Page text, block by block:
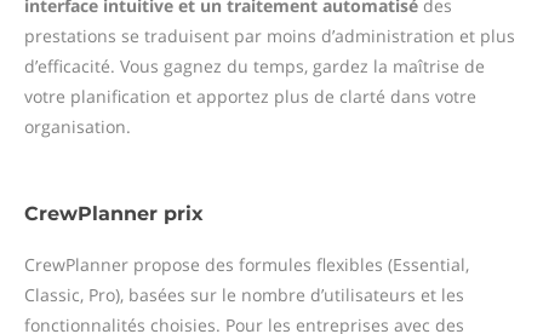
interface intuitive et un traitement automatisé des
prestations se traduisent par moins d’administration et plus
d’efficacité. Vous gagnez du temps, gardez la maîtrise de
votre planification et apportez plus de clarté dans votre
organisation.
CrewPlanner prix
CrewPlanner propose des formules flexibles (Essential,
Classic, Pro), basées sur le nombre d’utilisateurs et les
fonctionnalités choisies. Pour les entreprises avec des